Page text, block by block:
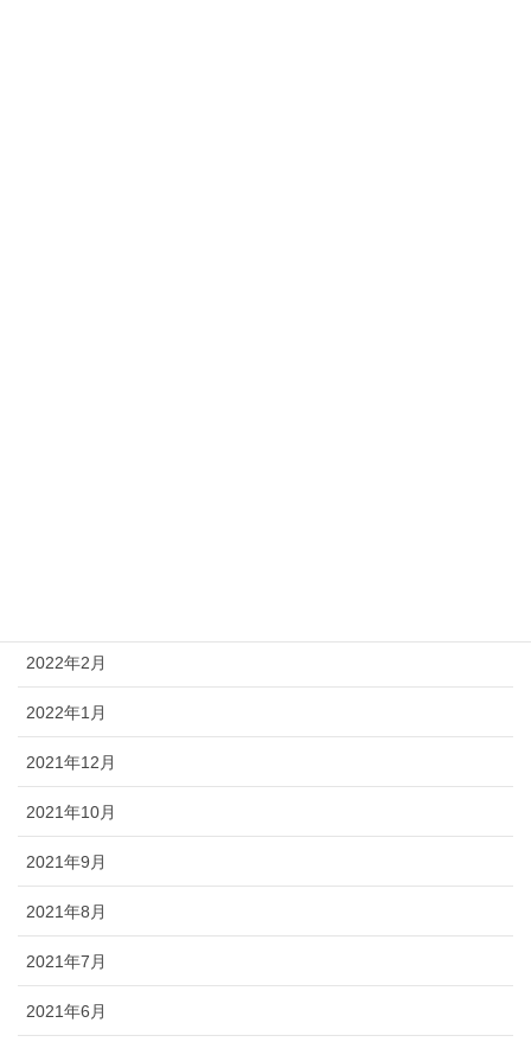
2022年2月
2022年1月
2021年12月
2021年10月
2021年9月
2021年8月
2021年7月
2021年6月